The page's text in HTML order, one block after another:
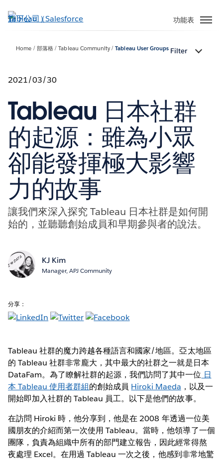
至
功能表
Home 部落格 Tableau Community Tableau User Groups Filter
2021/03/30
Tableau 日本社群
的起源：雖為小眾
卻能發揮極大影響
力的故事
讓我們來深入探究 Tableau 日本社群是如何開
始的，並聽聽創始成員和早期參與者的說法。
KJ Kim
Manager, APJ Community
分享：
Tableau 社群的魔力跨越各種語言和國家/地區。亞太地區
的 Tableau 社群非常龐大，其中最大的社群之一就是日本
DataFam。為了瞭解社群的起源，我們訪問了其中一位 日
本 Tableau 使用者群組的創始成員 Hiroki Maeda ，以及一
開始即加入社群的 Tableau 員工。以下是他們的故事。
在訪問 Hiroki 時，他分享到，他是在 2008 年透過一位美
國朋友的介紹而第一次使用 Tableau。當時，他領導了一個
團隊，負責為組織中所有的部門建立報告，因此經常得熬
夜處理 Excel。在用過 Tableau 一次之後，他感到非常地驚